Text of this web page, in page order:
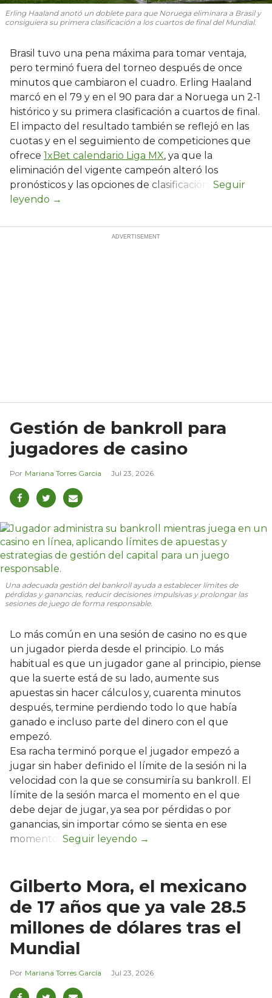
Erling Haaland anotó un doblete para que Noruega eliminara a Brasil y
consiguiera su primera clasificación a los cuartos de final del Mundial.
Brasil tuvo una pena máxima para tomar ventaja,
pero terminó fuera del torneo después de once
minutos que cambiaron el cuadro. Erling Haaland
marcó en el 79 y en el 90 para dar a Noruega un 2-1
histórico y su primera clasificación a cuartos de final.
El impacto del resultado también se reflejó en las
cuotas y en el seguimiento de competiciones que
ofrece 1xBet calendario Liga MX, ya que la
eliminación del vigente campeón alteró los
pronósticos y las opciones de clasificación.
Gestión de bankroll para
jugadores de casino
Mariana Torres García Jul 23, 2026
Una adecuada gestión del bankroll ayuda a establecer límites de
pérdidas y ganancias, reducir decisiones impulsivas y prolongar las
sesiones de juego de forma responsable.
Lo más común en una sesión de casino no es que
un jugador pierda desde el principio. Lo más
habitual es que un jugador gane al principio, piense
que la suerte está de su lado, aumente sus
apuestas sin hacer cálculos y, cuarenta minutos
después, termine perdiendo todo lo que había
ganado e incluso parte del dinero con el que
empezó.
Esa racha terminó porque el jugador empezó a
jugar sin haber definido el límite de la sesión ni la
velocidad con la que se consumiría su bankroll. El
límite de la sesión marca el momento en el que
debe dejar de jugar, ya sea por pérdidas o por
ganancias, sin importar cómo se sienta en ese
momento.
Gilberto Mora, el mexicano
de 17 años que ya vale 28.5
millones de dólares tras el
Mundial
Mariana Torres García Jul 23, 2026